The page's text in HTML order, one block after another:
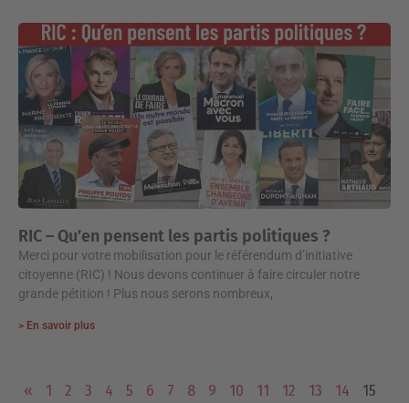
RIC – Qu’en pensent les partis politiques ?
Merci pour votre mobilisation pour le référendum d’initiative
citoyenne (RIC) ! Nous devons continuer à faire circuler notre
grande pétition ! Plus nous serons nombreux,
> En savoir plus
« 1 2 3 4 5 6 7 8 9 10 11 12 13 14
15